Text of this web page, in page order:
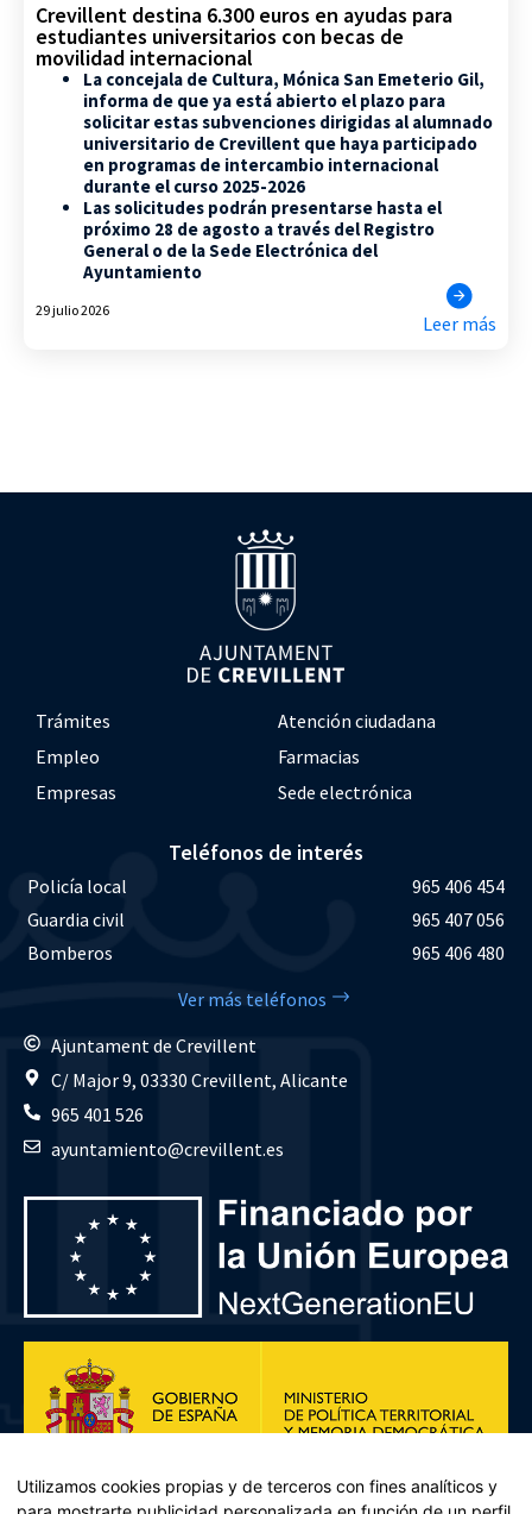
Crevillent destina 6.300 euros en ayudas para
estudiantes universitarios con becas de
movilidad internacional
La concejala de Cultura, Mónica San Emeterio Gil,
informa de que ya está abierto el plazo para
solicitar estas subvenciones dirigidas al alumnado
universitario de Crevillent que haya participado
en programas de intercambio internacional
durante el curso 2025-2026
Las solicitudes podrán presentarse hasta el
próximo 28 de agosto a través del Registro
General o de la Sede Electrónica del
Ayuntamiento
29 julio 2026
Leer más
Trámites
Atención ciudadana
Empleo
Farmacias
Empresas
Sede electrónica
Teléfonos de interés
Policía local
965 406 454
Guardia civil
965 407 056
Bomberos
965 406 480
Ver más teléfonos
Ajuntament de Crevillent
C/ Major 9, 03330 Crevillent, Alicante
965 401 526
ayuntamiento@crevillent.es
Utilizamos cookies propias y de terceros con fines analíticos y